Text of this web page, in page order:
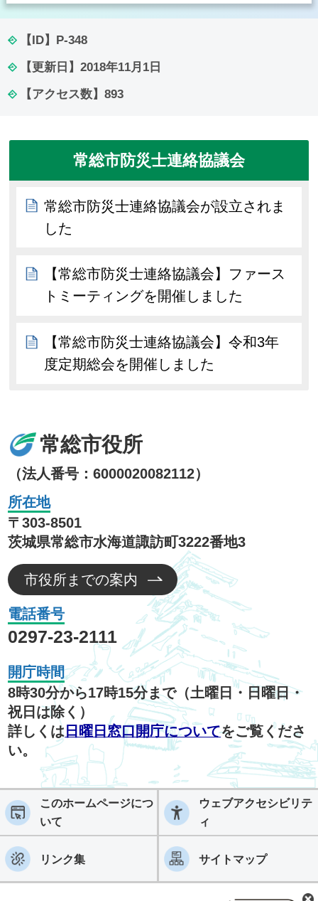
【ID】 P-348
【更新日】 2018年11月1日
【アクセス数】 893
常総市防災士連絡協議会
常総市防災士連絡協議会が設立されま
した
【常総市防災士連絡協議会】ファース
トミーティングを開催しました
【常総市防災士連絡協議会】令和3年
度定期総会を開催しました
常総市役所
（法人番号：6000020082112）
所在地
〒303-8501
茨城県常総市水海道諏訪町3222番地3
市役所までの案内
電話番号
0297-23-2111
開庁時間
8時30分から17時15分まで（土曜日・日曜日・
祝日は除く）
詳しくは 日曜日窓口開庁についてをご覧くださ
い。
このホームページにつ
いて
ウェブアクセシビリテ
ィ
リンク集 サイトマップ